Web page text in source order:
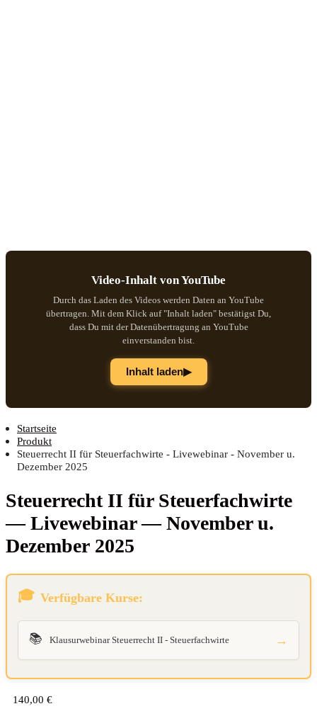
Video-Inhalt von YouTube
Durch das Laden des Videos werden Daten an YouTube
übertragen. Mit dem Klick auf "Inhalt laden" bestätigst Du,
dass Du mit der Datenübertragung an YouTube
einverstanden bist.
Inhalt laden▶
Startseite
Produkt
Steuerrecht II für Steuerfachwirte - Livewebinar - November u.
Dezember 2025
Steu­er­recht II für Steu­er­fach­wir­te
— Live­web­i­nar — Novem­ber u.
Dezem­ber 2025
Verfügbare Kurse:
📚 Klausurwebinar Steuerrecht II - Steuerfachwirte →
140,00 €